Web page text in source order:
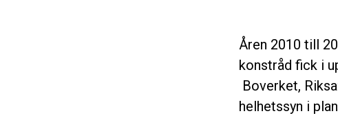
Åren 2010 till
konstråd fick i
Boverket,
helhetssyn i